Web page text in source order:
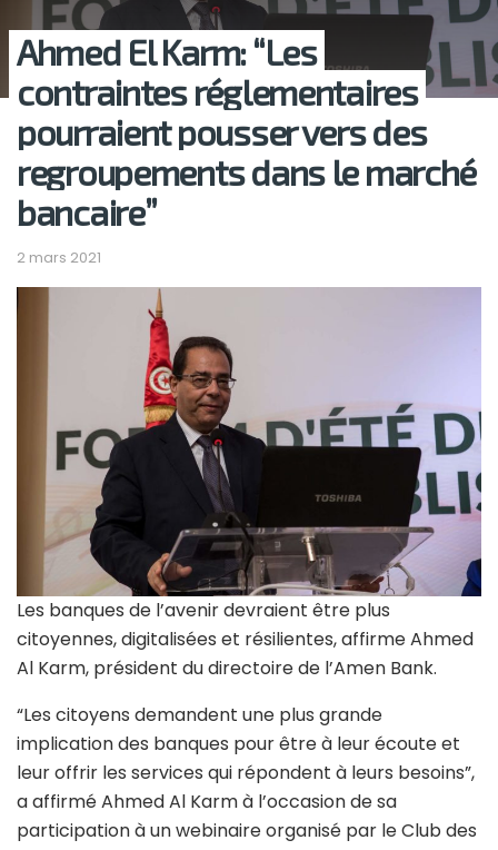
Ahmed El Karm: “Les
contraintes réglementaires
pourraient pousser vers des
regroupements dans le marché
bancaire”
2 mars 2021
Les banques de l’avenir devraient être plus
citoyennes, digitalisées et résilientes, affirme Ahmed
Al Karm, président du directoire de l’Amen Bank.
“Les citoyens demandent une plus grande
implication des banques pour être à leur écoute et
leur offrir les services qui répondent à leurs besoins”,
a affirmé Ahmed Al Karm à l’occasion de sa
participation à un webinaire organisé par le Club des